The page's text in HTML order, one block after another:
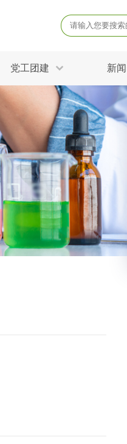
党工团建 新
电磁辐射检测
土壤检测
危险废物鉴
产品质量鉴定
固废危废鉴定
土壤场地调查
生态环境检测
消毒检测备案
空气净化检测
病
防
成
运
涉